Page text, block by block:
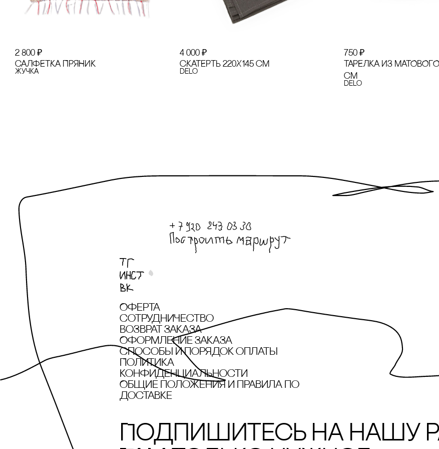
2 800 ₽
сАЛФЕТКА ПРЯНИК
Жучка
4 000 ₽
сКАТЕРТЬ 220Х145 сМ
Delo
750 ₽
ТАРЕЛКА ИЗ
сМ
Delo
Оферта
сотрудничество
Возврат заказа
Оформление заказа
cпособы и порядок оплаты
Политика
конфиденциальности
Общие положения и правила по
доставке
Подпишитесь на нашу